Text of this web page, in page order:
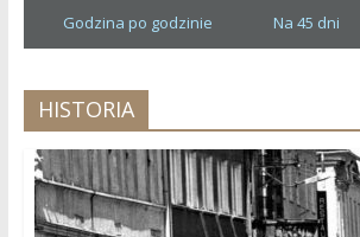
Godzina po godzinie Na 45 dni
HISTORIA